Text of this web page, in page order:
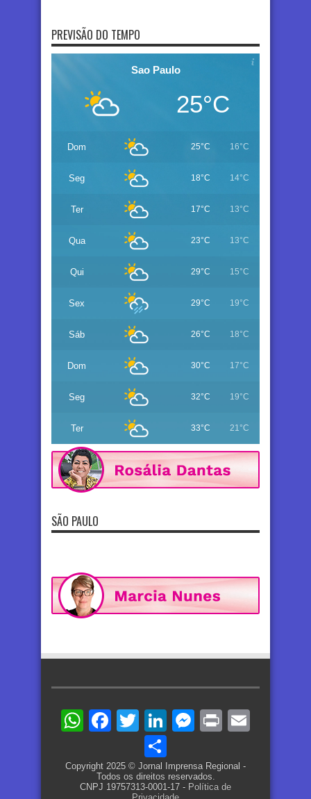
PREVISÃO DO TEMPO
Sao Paulo
25°C
Dom 25°C 16°C
Seg 18°C 14°C
Ter 17°C 13°C
Qua 23°C 13°C
Qui 29°C 15°C
Sex 29°C 19°C
Sáb 26°C 18°C
Dom 30°C 17°C
Seg 32°C 19°C
Ter 33°C 21°C
SÃO PAULO
WhatsApp
Facebook
TwitterLinkedIn
Messenger
Print
Copyright 2025 © Jornal Imprensa Regional -
Todos os direitos reservados.
CNPJ 19757313-0001-17 - Política de